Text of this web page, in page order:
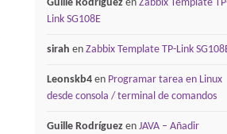
Guille Rodríguezen Zabbix Template
Link SG108E
sirah en Zabbix Template TP-Link
Leonskb4en Programar tarea en Linux
desde consola / terminal de comandos
Guille Rodríguezen JAVA – Añadir